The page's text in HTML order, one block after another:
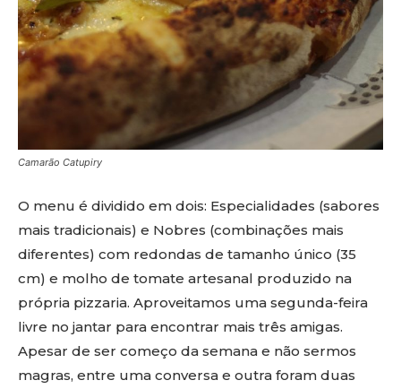
Camarão Catupiry
O menu é dividido em dois: Especialidades (sabores
mais tradicionais) e Nobres (combinações mais
diferentes) com redondas de tamanho único (35
cm) e molho de tomate artesanal produzido na
própria pizzaria. Aproveitamos uma segunda-feira
livre no jantar para encontrar mais três amigas.
Apesar de ser começo da semana e não sermos
magras, entre uma conversa e outra foram duas